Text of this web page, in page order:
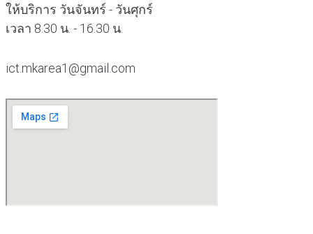
ให้บริการ วันจันทร์ - วันศุกร์
เวลา 8.30 น. - 16.30 น.
ict.mkarea1@gmail.com